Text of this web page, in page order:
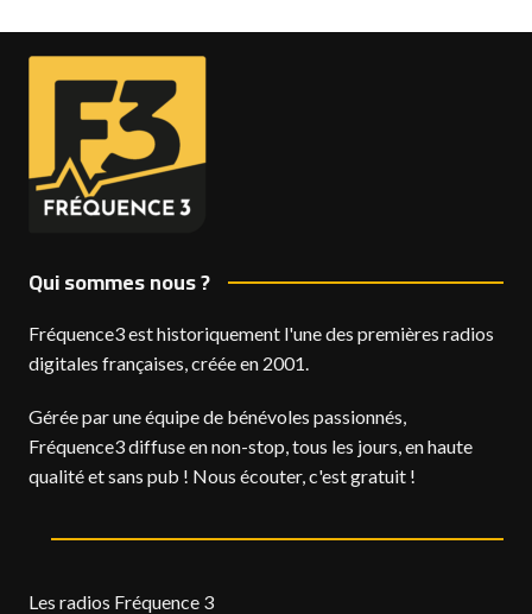
Qui sommes nous ?
Fréquence3 est historiquement l'une des premières radios
digitales françaises, créée en 2001.
Gérée par une équipe de bénévoles passionnés,
Fréquence3 diffuse en non-stop, tous les jours, en haute
qualité et sans pub ! Nous écouter, c'est gratuit !
Les radios Fréquence 3